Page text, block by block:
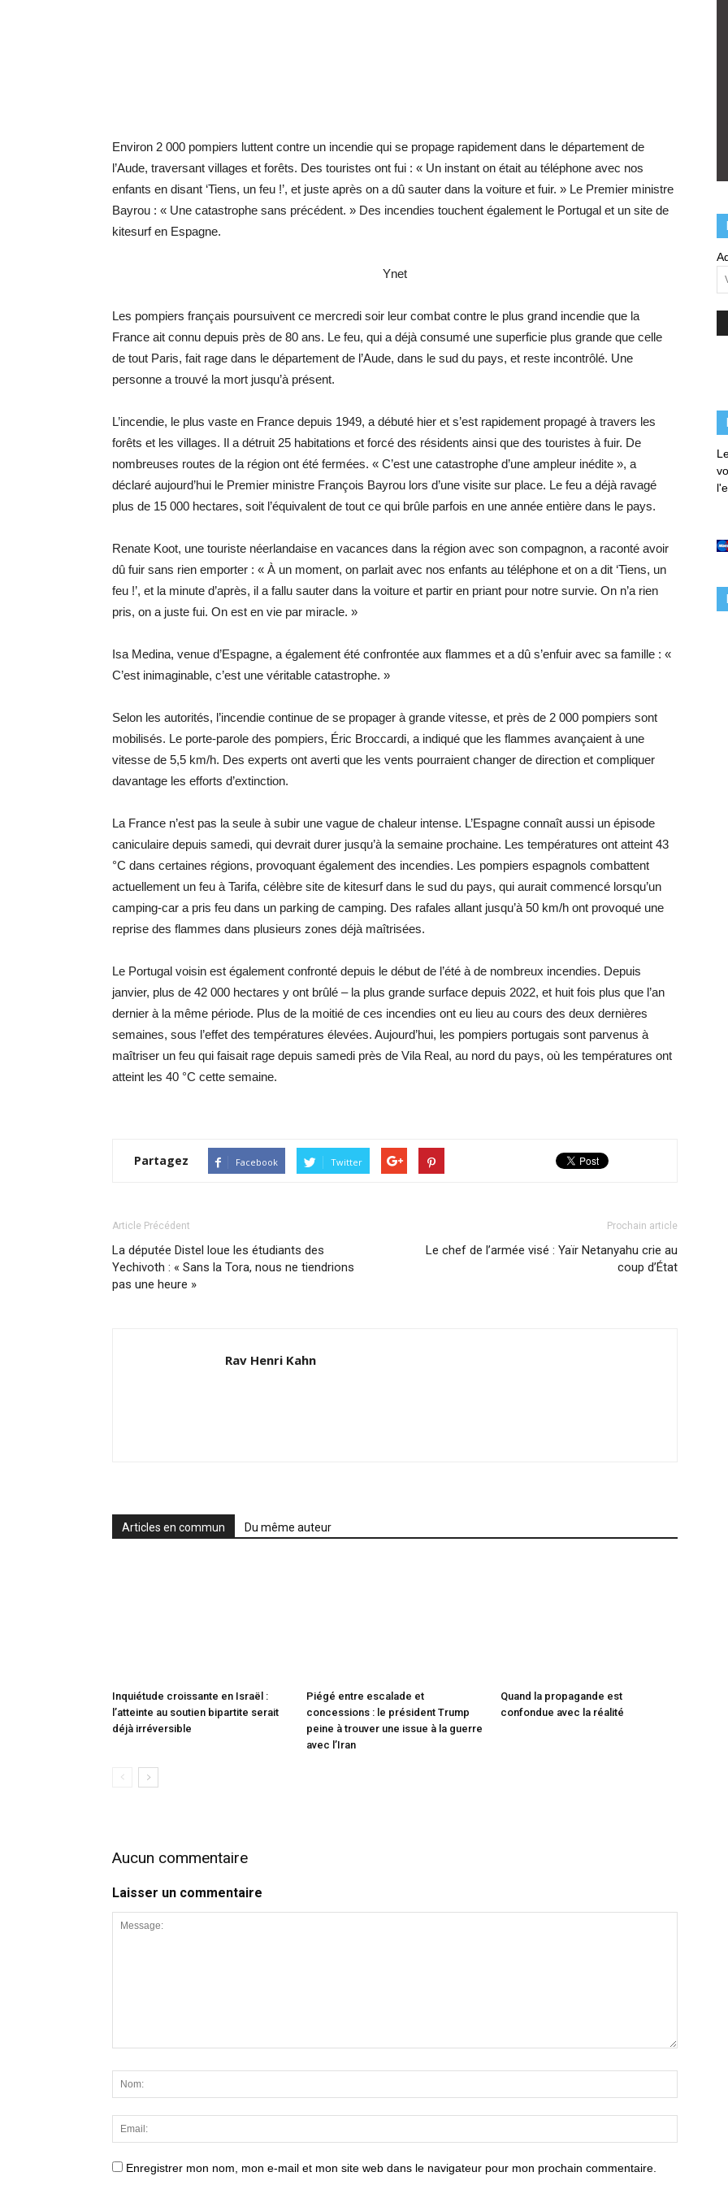
Environ 2 000 pompiers luttent contre un incendie qui se propage rapidement dans le département de
l’Aude, traversant villages et forêts. Des touristes ont fui : « Un instant on était au téléphone avec nos
enfants en disant ‘Tiens, un feu !’, et juste après on a dû sauter dans la voiture et fuir. » Le Premier ministre
Bayrou : « Une catastrophe sans précédent. » Des incendies touchent également le Portugal et un site de
kitesurf en Espagne.
Ynet
Les pompiers français poursuivent ce mercredi soir leur combat contre le plus grand incendie que la
France ait connu depuis près de 80 ans. Le feu, qui a déjà consumé une superficie plus grande que celle
de tout Paris, fait rage dans le département de l’Aude, dans le sud du pays, et reste incontrôlé. Une
personne a trouvé la mort jusqu’à présent.
L’incendie, le plus vaste en France depuis 1949, a débuté hier et s’est rapidement propagé à travers les
forêts et les villages. Il a détruit 25 habitations et forcé des résidents ainsi que des touristes à fuir. De
nombreuses routes de la région ont été fermées. « C’est une catastrophe d’une ampleur inédite », a
déclaré aujourd’hui le Premier ministre François Bayrou lors d’une visite sur place. Le feu a déjà ravagé
plus de 15 000 hectares, soit l’équivalent de tout ce qui brûle parfois en une année entière dans le pays.
Renate Koot, une touriste néerlandaise en vacances dans la région avec son compagnon, a raconté avoir
dû fuir sans rien emporter : « À un moment, on parlait avec nos enfants au téléphone et on a dit ‘Tiens, un
feu !’, et la minute d’après, il a fallu sauter dans la voiture et partir en priant pour notre survie. On n’a rien
pris, on a juste fui. On est en vie par miracle. »
Isa Medina, venue d’Espagne, a également été confrontée aux flammes et a dû s’enfuir avec sa famille : «
C’est inimaginable, c’est une véritable catastrophe. »
Selon les autorités, l’incendie continue de se propager à grande vitesse, et près de 2 000 pompiers sont
mobilisés. Le porte-parole des pompiers, Éric Broccardi, a indiqué que les flammes avançaient à une
vitesse de 5,5 km/h. Des experts ont averti que les vents pourraient changer de direction et compliquer
davantage les efforts d’extinction.
La France n’est pas la seule à subir une vague de chaleur intense. L’Espagne connaît aussi un épisode
caniculaire depuis samedi, qui devrait durer jusqu’à la semaine prochaine. Les températures ont atteint 43
°C dans certaines régions, provoquant également des incendies. Les pompiers espagnols combattent
actuellement un feu à Tarifa, célèbre site de kitesurf dans le sud du pays, qui aurait commencé lorsqu’un
camping-car a pris feu dans un parking de camping. Des rafales allant jusqu’à 50 km/h ont provoqué une
reprise des flammes dans plusieurs zones déjà maîtrisées.
Le Portugal voisin est également confronté depuis le début de l’été à de nombreux incendies. Depuis
janvier, plus de 42 000 hectares y ont brûlé – la plus grande surface depuis 2022, et huit fois plus que l’an
dernier à la même période. Plus de la moitié de ces incendies ont eu lieu au cours des deux dernières
semaines, sous l’effet des températures élevées. Aujourd’hui, les pompiers portugais sont parvenus à
maîtriser un feu qui faisait rage depuis samedi près de Vila Real, au nord du pays, où les températures ont
atteint les 40 °C cette semaine.
Partagez Facebook Twitter
Article Précédent
La députée Distel loue les étudiants des
Yechivoth : « Sans la Tora, nous ne tiendrions
pas une heure »
Prochain article
Le chef de l’armée visé : Yaïr Netanyahu crie au
coup d’État
Rav Henri Kahn
Articles en commun Du même auteur
Inquiétude croissante en Israël :
l’atteinte au soutien bipartite serait
déjà irréversible
Piégé entre escalade et
concessions : le président Trump
peine à trouver une issue à la guerre
avec l’Iran
Quand la propagande est
confondue avec la réalité
Aucun commentaire
Laisser un commentaire
Enregistrer mon nom, mon e-mail et mon site web dans le navigateur pour mon prochain commentaire.